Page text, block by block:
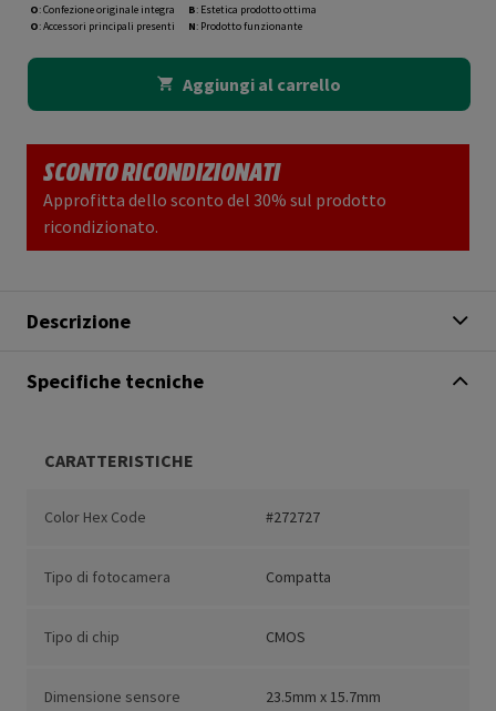
O: Confezione originale integra
O: Accessori principali presenti
B: Estetica prodotto ottima
N: Prodotto funzionante
Aggiungi al carrello
SCONTO RICONDIZIONATI
Approfitta dello sconto del 30% sul prodotto
ricondizionato.
Descrizione
Specifiche tecniche
CARATTERISTICHE
Color Hex Code #272727
Tipo di fotocamera Compatta
Tipo di chip CMOS
Dimensione sensore 23.5mm x 15.7mm